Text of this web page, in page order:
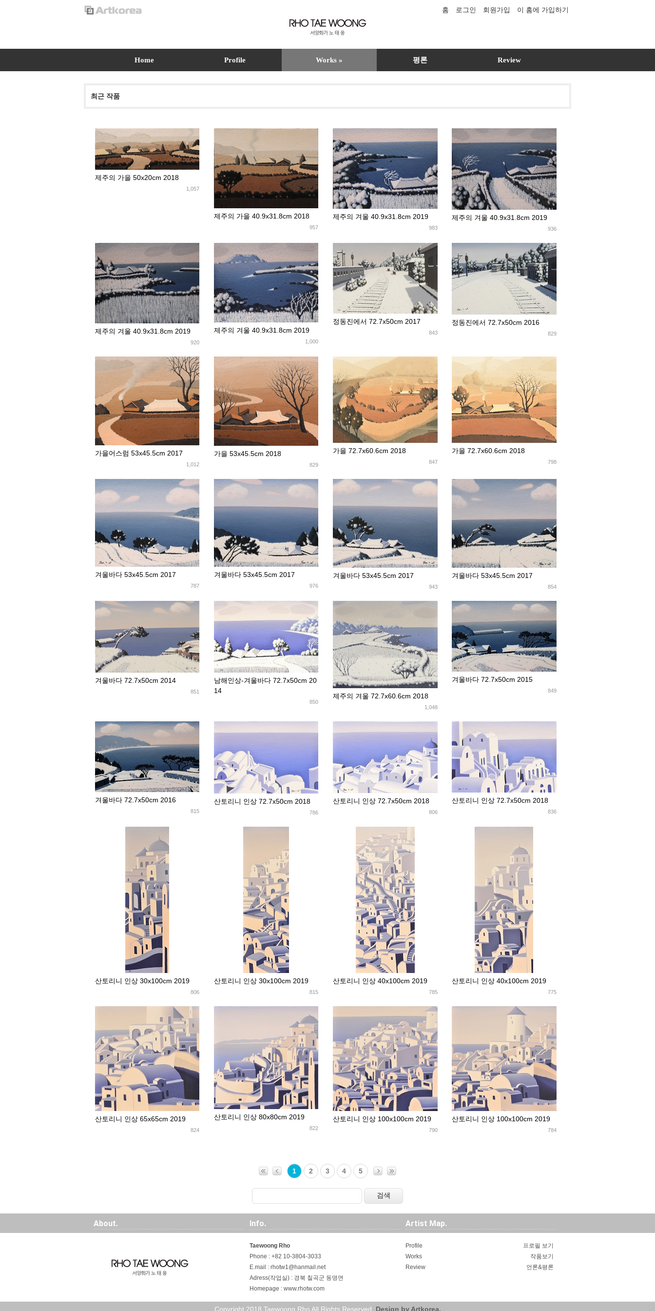
홈 로그인 회원가입 이 홈에 가입하기
Home Profile Works » 평론 Review
최근 작품
제주의 가을 50x20cm 2018
1,057
제주의 가을 40.9x31.8cm 2018
957
제주의 겨울 40.9x31.8cm 2019
983
제주의 겨울 40.9x31.8cm 2019
936
제주의 겨울 40.9x31.8cm 2019
920
제주의 겨울 40.9x31.8cm 2019
1,000
정동진에서 72.7x50cm 2017
843
정동진에서 72.7x50cm 2016
829
가을어스럼 53x45.5cm 2017
1,012
가을 53x45.5cm 2018
829
가을 72.7x60.6cm 2018
847
가을 72.7x60.6cm 2018
798
겨울바다 53x45.5cm 2017
787
겨울바다 53x45.5cm 2017
976
겨울바다 53x45.5cm 2017
943
겨울바다 53x45.5cm 2017
854
겨울바다 72.7x50cm 2014
851
남해인상-겨울바다 72.7x50cm 20
14
850
제주의 겨울 72.7x60.6cm 2018
1,048
겨울바다 72.7x50cm 2015
849
겨울바다 72.7x50cm 2016
815
산토리니 인상 72.7x50cm 2018
786
산토리니 인상 72.7x50cm 2018
806
산토리니 인상 72.7x50cm 2018
836
산토리니 인상 30x100cm 2019
806
산토리니 인상 30x100cm 2019
815
산토리니 인상 40x100cm 2019
785
산토리니 인상 40x100cm 2019
775
산토리니 인상 65x65cm 2019
824
산토리니 인상 80x80cm 2019
822
산토리니 인상 100x100cm 2019
790
산토리니 인상 100x100cm 2019
784
1 2 3 4 5
About. Info. Artist Map.
Taewoong Rho
Phone : +82 10-3804-3033
E.mail : rhotw1@hanmail.net
Adress(작업실) : 경북 칠곡군 동명면
Homepage : www.rhotw.com
Profile
프로필 보기
Works
작품보기
Review
언론&평론
Copyright 2018 Taewoong Rho All Rights Reserved. Design by Artkorea.